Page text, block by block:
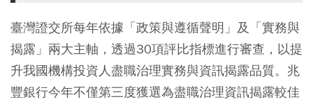
臺灣證交所每年依據「政策與遵循聲明」及「實務與
揭露」兩大主軸，透過30項評比指標進行審查，以提
升我國機構投資人盡職治理實務與資訊揭露品質。兆
豐銀行今年不僅第三度獲選為盡職治理資訊揭露較佳